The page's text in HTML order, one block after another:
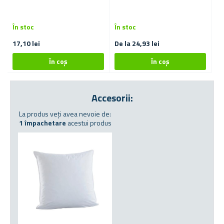
17,10 lei
În stoc
De la 24,93 lei
În stoc
Accesorii:
La produs veți avea nevoie de:
1 împachetare acestui produs